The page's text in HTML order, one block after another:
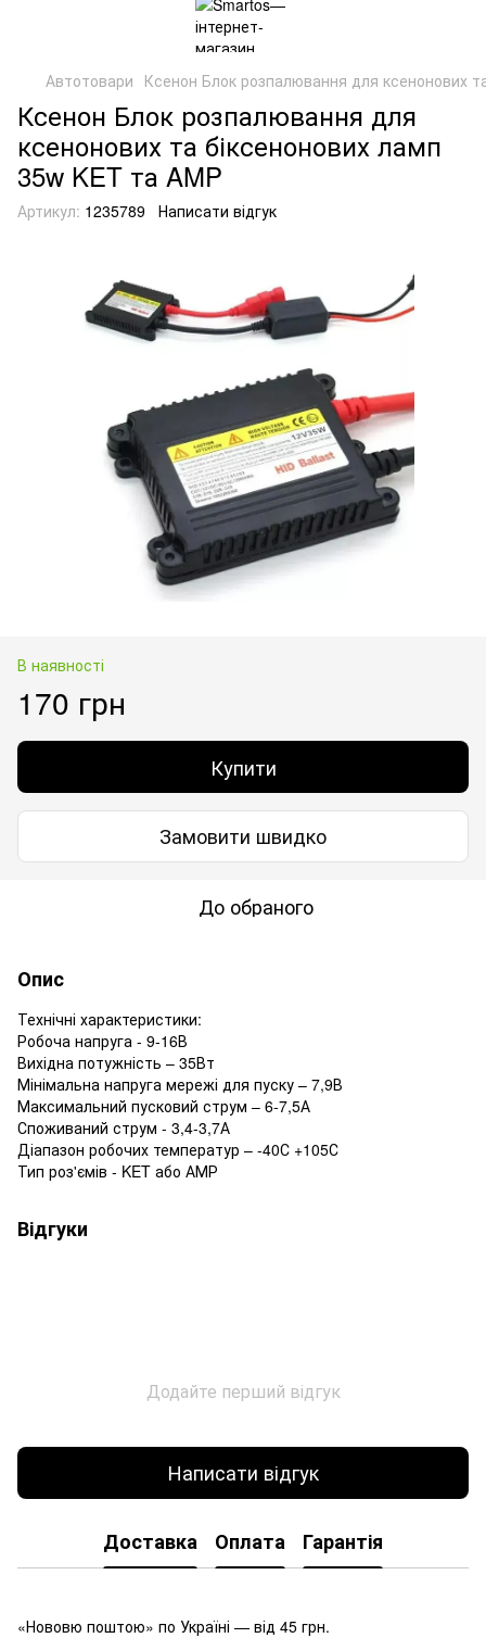
Автотовари Ксенон Блок розпалювання для ксенонових
Ксенон Блок розпалювання для
ксенонових та біксенонових ламп
35w KET та AMP
Артикул: 1235789 Написати відгук
В наявності
170 грн
Купити
Замовити швидко
До обраного
Опис
Технічні характеристики:
Робоча напруга - 9-16В
Вихідна потужність – 35Вт
Мінімальна напруга мережі для пуску – 7,9В
Максимальний пусковий струм – 6-7,5А
Споживаний струм - 3,4-3,7А
Діапазон робочих температур – -40С +105С
Тип роз'ємів - KET або АМР
Відгуки
Додайте перший відгук
Написати відгук
Доставка Оплата Гарантія
«Нововю поштою» по Україні — від 45 грн.